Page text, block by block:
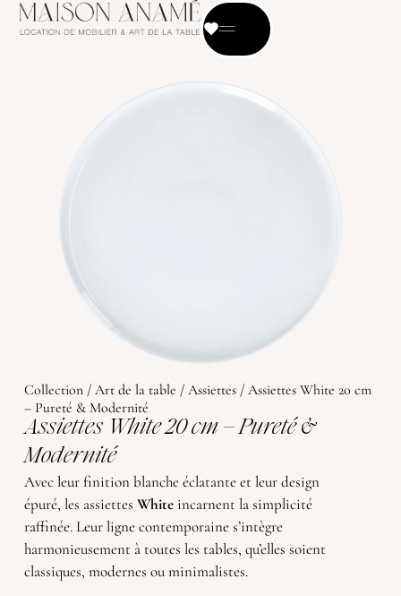
Collection/ Art de la table / Assiettes/ Assiettes White 20 cm
– Pureté & Modernité
Assiettes White 20 cm – Pureté &
Modernité
Avec leur finition blanche éclatante et leur design
épuré, les assiettes Whiteincarnent la simplicité
raffinée. Leur ligne contemporaine s’intègre
harmonieusement à toutes les tables, qu’elles soient
classiques, modernes ou minimalistes.